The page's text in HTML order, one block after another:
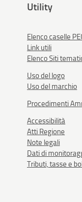
Utility
Elenco caselle
Link utili
Elenco Siti
Uso del logo
Uso del marchio
Procedimenti
Accessibilità
Atti Regione
Note legali
Dati di
Tributi, tasse e